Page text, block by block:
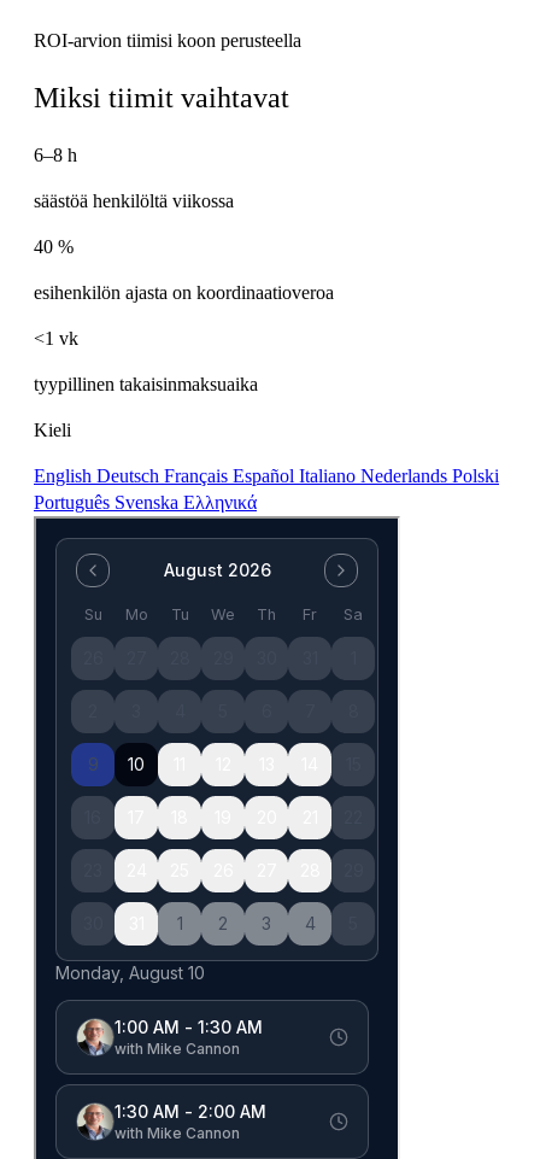
ROI-arvion tiimisi koon perusteella
Miksi tiimit vaihtavat
6–8 h
säästöä henkilöltä viikossa
40 %
esihenkilön ajasta on koordinaatioveroa
<1 vk
tyypillinen takaisinmaksuaika
Kieli
English Deutsch Français Español Italiano Nederlands Polski
Português Svenska Ελληνικά